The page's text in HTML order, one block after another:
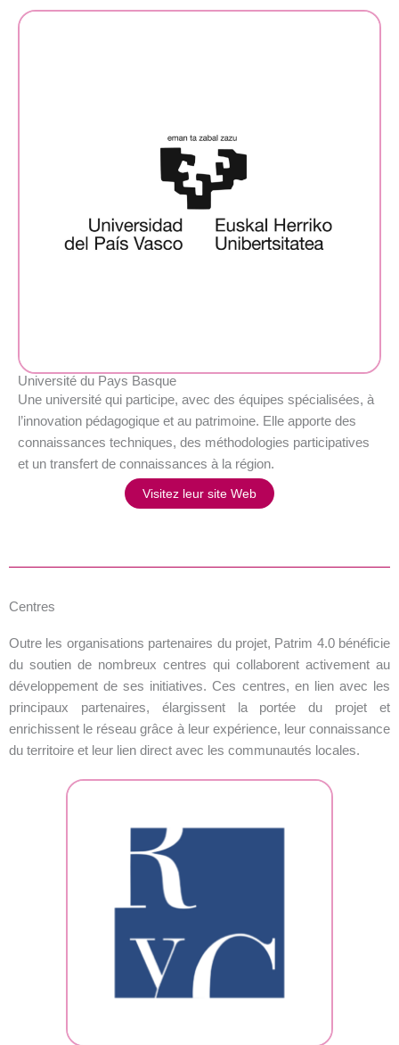
Université du Pays Basque
Une université qui participe, avec des équipes spécialisées, à
l’innovation pédagogique et au patrimoine. Elle apporte des
connaissances techniques, des méthodologies participatives
et un transfert de connaissances à la région.
Visitez leur site Web
Centres
Outre les organisations partenaires du projet, Patrim 4.0 bénéficie
du soutien de nombreux centres qui collaborent activement au
développement de ses initiatives. Ces centres, en lien avec les
principaux partenaires, élargissent la portée du projet et
enrichissent le réseau grâce à leur expérience, leur connaissance
du territoire et leur lien direct avec les communautés locales.